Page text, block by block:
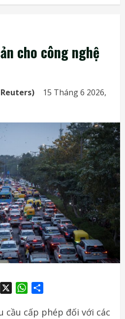
cho công nghệ
15 Tháng 6 2026,
Copy
WhatsApp
cầu cấp phép đối với các